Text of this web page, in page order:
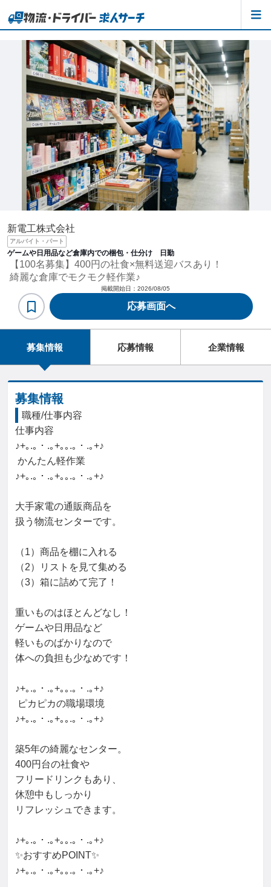
新電工株式会社
アルバイト・パート
ゲームや日用品など倉庫内での梱包・仕分け 日勤
【100名募集】400円の社食×無料送迎バスあり！
綺麗な倉庫でモクモク軽作業♪
掲載開始日： 2026/08/05
応募画面へ
募集情報 応募情報 企業情報
募集情報
職種/仕事内容
仕事内容
♪+｡.｡・.｡+｡｡.｡・.｡+♪
♪+｡.｡・.｡+｡｡.｡・.｡+♪
大手家電の通販商品を
扱う物流センターです。
（1）商品を棚に入れる
（2）リストを見て集める
（3）箱に詰めて完了！
重いものはほとんどなし！
ゲームや日用品など
軽いものばかりなので
体への負担も少なめです！
♪+｡.｡・.｡+｡｡.｡・.｡+♪
♪+｡.｡・.｡+｡｡.｡・.｡+♪
築5年の綺麗なセンター。
400円台の社食や
フリードリンクもあり、
休憩中もしっかり
リフレッシュできます。
♪+｡.｡・.｡+｡｡.｡・.｡+♪
✨おすすめPOINT✨
♪+｡.｡・.｡+｡｡.｡・.｡+♪